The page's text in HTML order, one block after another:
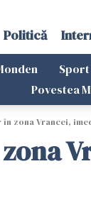
Politică
Sport
Povestea
în zona Vrancei,